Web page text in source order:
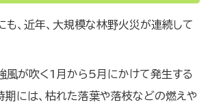
も、近年、大規模な林野火災が連続して
風が吹く1月から5月にかけて発生する
期には、枯れた落葉や落枝などの燃えや